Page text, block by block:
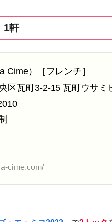
1軒
Cime）［フレンチ］
区瓦町3-2-15 瓦町ウサミ
cime.com/